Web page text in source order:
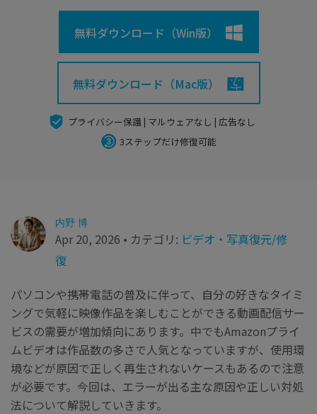
Recoverit 無料版
スマホで始めよう
UBackit - データバックアップ
スマホで始めよう
無料ダウンロード（Win版）
無料ダウンロード（Mac版）
プライバシー保護 | マルウェアなし | 広告なし
3ステップだけ修復可能
内野 博
Apr 20, 2026 • カテゴリ: ビデオ・写真復元/修
復
パソコンや携帯電話の普及に伴って、自分の好きなタイミ
ングで気軽に映像作品を楽しむことができる動画配信サー
ビスの需要が増加傾向にあります。中でもAmazonプライ
ムビデオは作品数の多さで人気となっていますが、使用環
境などが原因で正しく再生されないケースもあるので注意
が必要です。今回は、エラーが出る主な原因や正しい対処
法について解説していきます。